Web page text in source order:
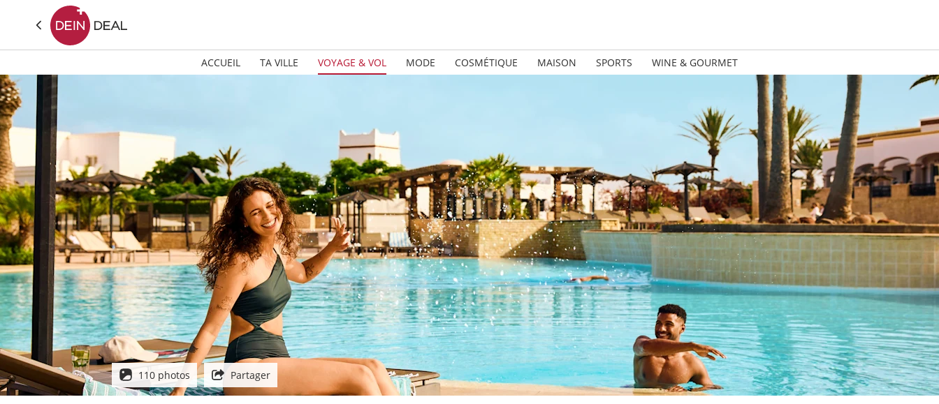
ACCUEIL TA VILLE VOYAGE & VOL MODE COSMÉTIQUE MAISON SPORTS WINE & GOURMET
110 photos Partager